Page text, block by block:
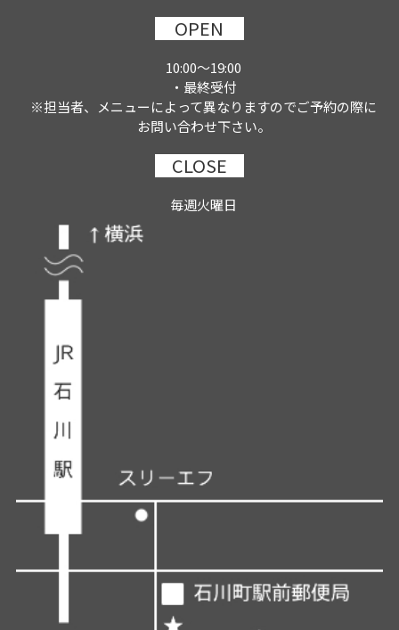
OPEN
10:00～19:00
・最終受付
※担当者、メニューによって異なりますのでご予約の際に
お問い合わせ下さい。
CLOSE
毎週火曜日